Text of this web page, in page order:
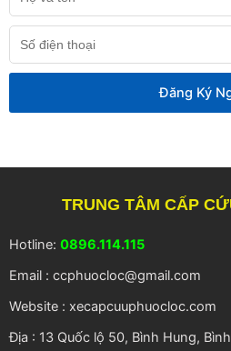
và
tên
điện
thoại
Đăng Ký
TRUNG TÂM CẤP
Hotline: 0896.114.115
Email : ccphuocloc@gmail.com
Website : xecapcuuphuocloc.com
Địa : 13 Quốc lộ 50, Bình Hung,